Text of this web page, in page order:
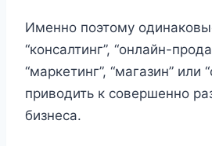
Именно поэтому
“консалтинг”, “онлайн-
“маркетинг”, “магазин” или
приводить к совершенно
бизнеса.